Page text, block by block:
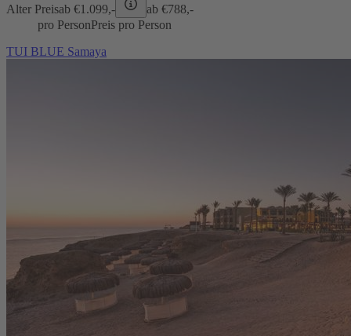
Alter Preisab €1.099,- ab €788,-
pro PersonPreis pro Person
TUI BLUE Samaya